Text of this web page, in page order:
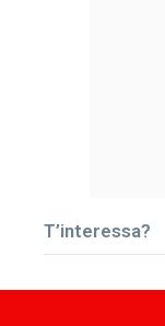
T’interessa?